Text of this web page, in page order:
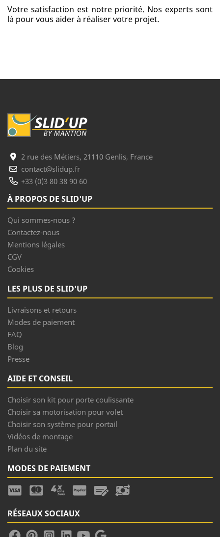
Votre satisfaction est notre priorité. Nos experts sont
là pour vous aider à réaliser votre projet.
2 rue des Métiers, 21110 Genlis, France
contact@slidup.fr
+33 (0)3 80 38 90 60
À PROPOS DE SLID'UP
Qui sommes-nous ?
Contactez-nous
Mentions légales
CGV
Cookies
LES PLUS DE SLID'UP
Livraisons et retours
Modes de paiement
FAQ
Blog
Presse
AIDE ET CONSEIL
Choisir son kit pour porte coulissante
Choisir sa motorisation pour volet
Choisir son système pour portail
Vidéos de montage
Plan du site
MODES DE PAIEMENT
RÉSEAUX SOCIAUX